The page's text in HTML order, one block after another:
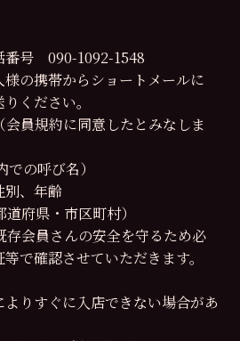
番号 090-1092-1548
の携帯からショートメールに
ください。
員規約に同意したとみなしま
の呼び名）
別、年齢
府県・市区町村）
存会員さんの安全を守るため必
で確認させていただきます。
よりすぐに入店できない場合があ